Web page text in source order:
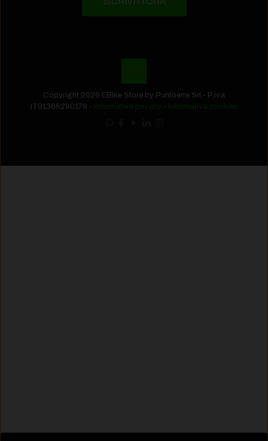
Copyright 2026 EBike Store by Puntoerre Srl - P.iva
IT01365290178 - Informativa privacy - Informativa cookies